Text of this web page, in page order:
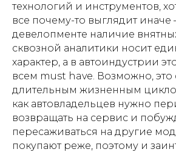
технологий и инструментов,
все почему-то выглядит иначе
девелопменте наличие
сквозной аналитики носит
характер, а в автоиндустрии
всем must have. Возможно, это
длительным жизненным
как автовладельцев нужно
возвращать на сервис и
пересаживаться на другие
покупают реже, поэтому и